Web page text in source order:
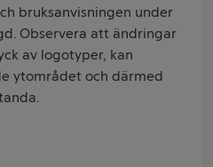
bruksanvisningen under
Observera att ändringar
av logotyper, kan
ytområdet och därmed